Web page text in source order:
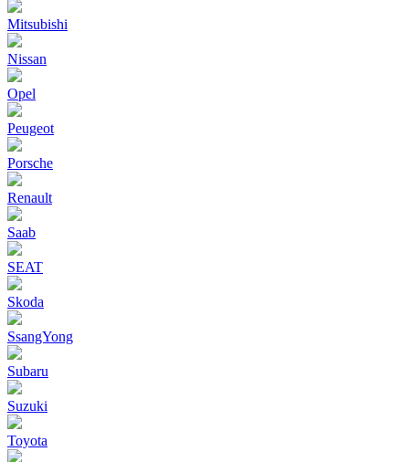
Mitsubishi
Nissan
Opel
Peugeot
Porsche
Renault
Saab
SEAT
Skoda
SsangYong
Subaru
Suzuki
Toyota